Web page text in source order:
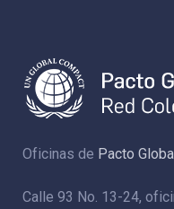
Oficinas de Pacto
Calle 93 No. 13-24,